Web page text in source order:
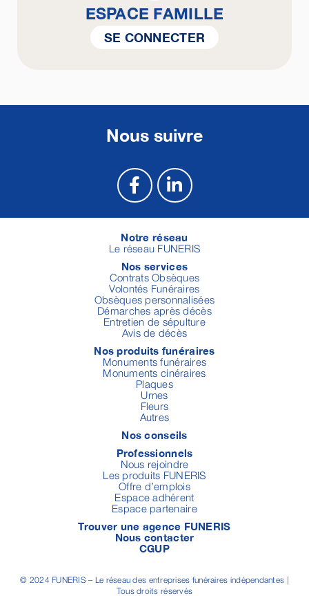
ESPACE FAMILLE
SE CONNECTER
Nous suivre
Notre réseau
Le réseau FUNERIS
Nos services
Contrats Obsèques
Volontés Funéraires
Obsèques personnalisées
Démarches après décès
Entretien de sépulture
Avis de décès
Nos produits funéraires
Monuments funéraires
Monuments cinéraires
Plaques
Urnes
Fleurs
Autres
Nos conseils
Professionnels
Nous rejoindre
Les produits FUNERIS
Offre d’emplois
Espace adhérent
Espace partenaire
Trouver une agence FUNERIS
Nous contacter
CGUP
© 2024 FUNERIS – Le réseau des entreprises funéraires indépendantes |
Tous droits réservés